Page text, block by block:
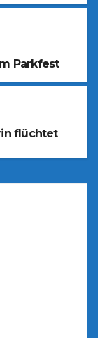
Parkfest
flüchtet